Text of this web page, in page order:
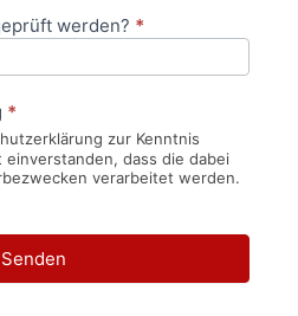
werden? *
*
zur Kenntnis
einverstanden, dass die dabei
verarbeitet werden.
Senden